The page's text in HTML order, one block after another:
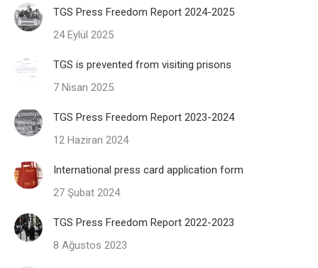
TGS Press Freedom Report 2024-2025
24 Eylül 2025
TGS is prevented from visiting prisons
7 Nisan 2025
TGS Press Freedom Report 2023-2024
12 Haziran 2024
International press card application form
27 Şubat 2024
TGS Press Freedom Report 2022-2023
8 Ağustos 2023